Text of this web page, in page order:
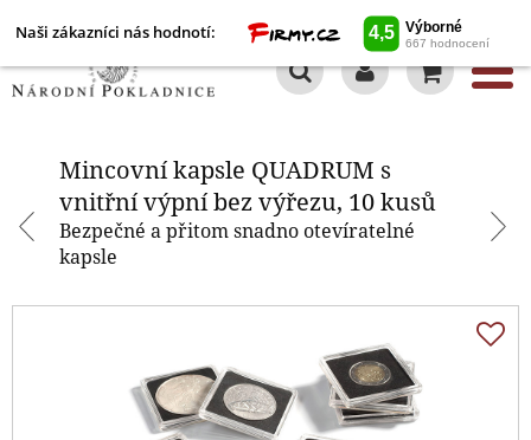
Naši zákazníci nás hodnotí:
Mincovní kapsle QUADRUM s
vnitřní výpní bez výřezu, 10 kusů
Bezpečné a přitom snadno otevíratelné
kapsle
Mincovní kapsle QUADRUM s